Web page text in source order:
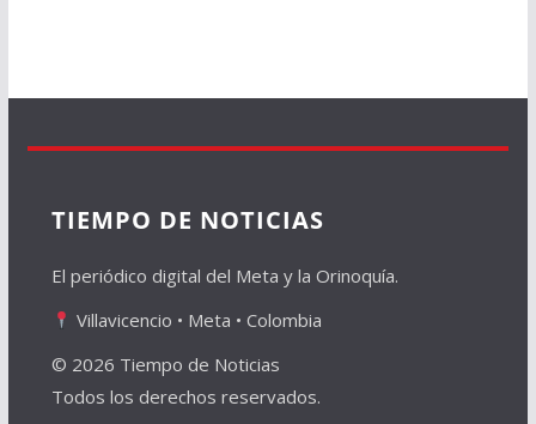
TIEMPO DE NOTICIAS
El periódico digital del Meta y la Orinoquía.
Villavicencio • Meta • Colombia
© 2026 Tiempo de Noticias
Todos los derechos reservados.